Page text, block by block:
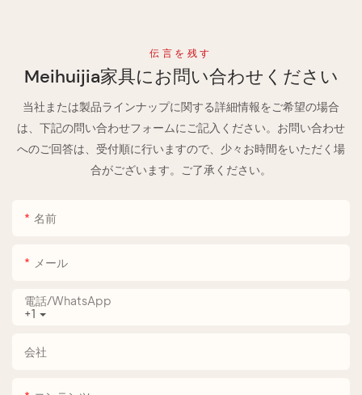
伝言を残す
Meihuijia家具にお問い合わせください
当社または製品ラインナップに関する詳細情報をご希望の場合
は、下記の問い合わせフォームにご記入ください。お問い合わせ
へのご回答は、受付順に行いますので、少々お時間をいただく場
合がございます。ご了承ください。
名前
メール
+1
電話/WhatsApp
会社